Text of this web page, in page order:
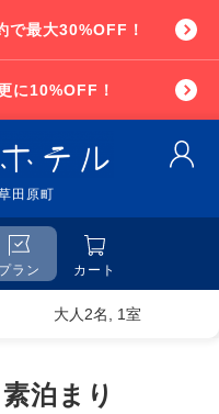
で最大30%OFF！
に10%OFF！
田原町
プラン カート
大人2名, 1室
泊まり